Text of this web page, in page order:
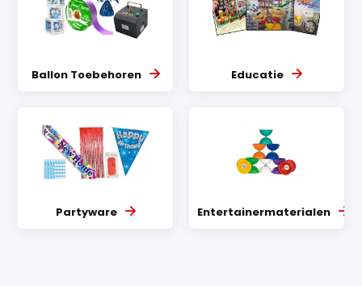
Ballon Toebehoren Educatie
Partyware Entertainermaterialen